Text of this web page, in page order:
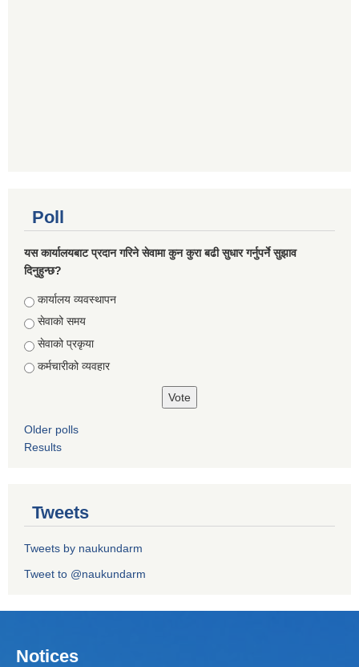
Poll
यस कार्यालयबाट प्रदान गरिने सेवामा कुन कुरा बढी सुधार गर्नुपर्ने सुझाव
दिनुहुन्छ?
Choices
कार्यालय व्यवस्थापन
सेवाको समय
सेवाको प्रकृया
कर्मचारीको व्यवहार
Older polls
Results
Tweets
Tweets by naukundarm
Tweet to @naukundarm
Notices